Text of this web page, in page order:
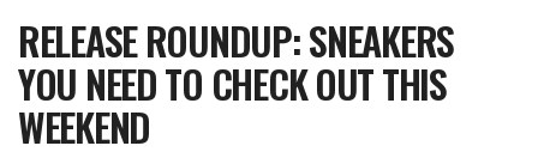
RELEASE ROUNDUP: SNEAKERS
YOU NEED TO CHECK OUT THIS
WEEKEND